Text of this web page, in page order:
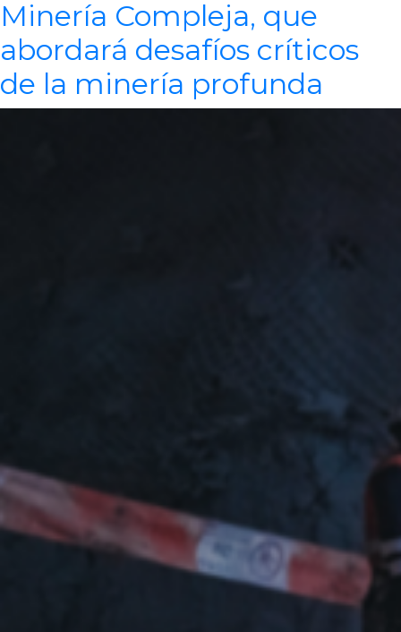
Minería Compleja, que
abordará desafíos críticos
de la minería profunda